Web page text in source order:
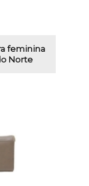
feminina
Norte